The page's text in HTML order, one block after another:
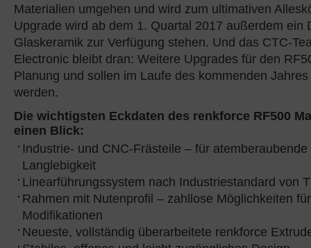
Materialien umgehen und wird zum ultimativen
Upgrade wird ab dem 1. Quartal 2017 außerdem ein
Glaskeramik zur Verfügung stehen. Und das CTC-
Electronic bleibt dran: Weitere Upgrades für den
Planung und sollen im Laufe des kommenden
werden.
Die wichtigsten Eckdaten des renkforce RF500
einen Blick:
Industrie- und CNC-Frästeile – für
Langlebigkeit
Linearführungssystem nach Industriestandard von
Rahmen mit Nutenprofil – zahllose Möglichkeiten
Modifikationen
Neueste, vollständig überarbeitete renkforce